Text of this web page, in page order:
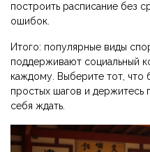
построить расписание без
ошибок.
Итого: популярные виды
поддерживают социальный
каждому. Выберите тот, что
простых шагов и держитесь
себя ждать.